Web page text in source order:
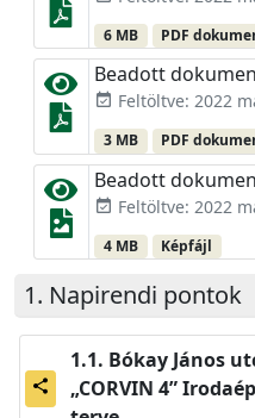
6 MB PDF
Beadott
event_available Feltöltve: 2022
3 MB PDF
Beadott
event_available Feltöltve: 2022
4 MB Képfájl
Napirendi pontok
share
Bókay János
„CORVIN 4”